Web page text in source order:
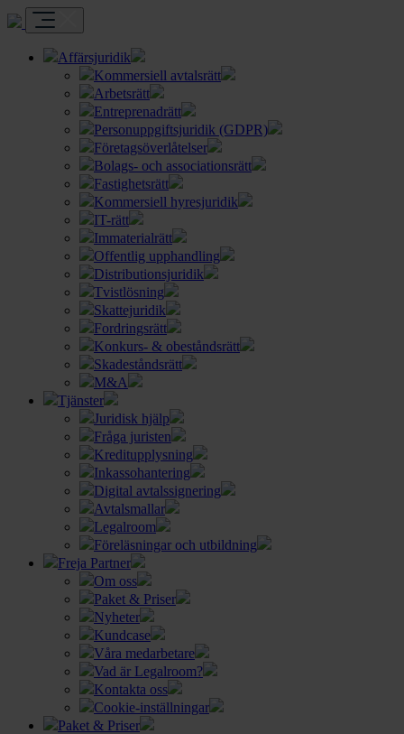
Affärsjuridik
Kommersiell avtalsrätt
Arbetsrätt
Entreprenadrätt
Personuppgiftsjuridik (GDPR)
Företagsöverlåtelser
Bolags- och associationsrätt
Fastighetsrätt
Kommersiell hyresjuridik
IT-rätt
Immaterialrätt
Offentlig upphandling
Distributionsjuridik
Tvistlösning
Skattejuridik
Fordringsrätt
Konkurs- & obeståndsrätt
Skadeståndsrätt
M&A
Tjänster
Juridisk hjälp
Fråga juristen
Kreditupplysning
Inkassohantering
Digital avtalssignering
Avtalsmallar
Legalroom
Föreläsningar och utbildning
Freja Partner
Om oss
Paket & Priser
Nyheter
Kundcase
Våra medarbetare
Vad är Legalroom?
Kontakta oss
Cookie-inställningar
Paket & Priser